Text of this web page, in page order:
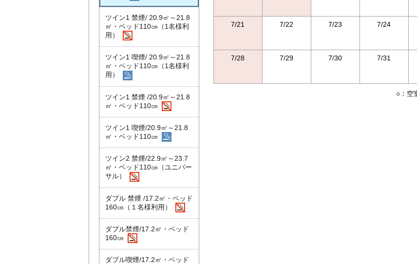
ツイン1 禁煙/ 20.9㎡～21.8
㎡・ベッド110㎝（1名様利
用）
ツイン1 喫煙/ 20.9㎡～21.8
㎡・ベッド110㎝（1名様利
用）
ツイン1 禁煙 /20.9㎡～21.8
㎡・ベッド110㎝
ツイン1 喫煙/20.9㎡～21.8
㎡・ベッド110㎝
ツイン2 禁煙/22.9㎡～23.7
㎡・ベッド110㎝（ユニバー
サル）
ダブル 禁煙 /17.2㎡・ベッド
160㎝（１名様利用）
ダブル禁煙/17.2㎡・ベッド
160㎝
ダブル喫煙/17.2㎡・ベッド
7/21 7/22 7/23 7/24
7/28 7/29 7/30 7/31
○：空